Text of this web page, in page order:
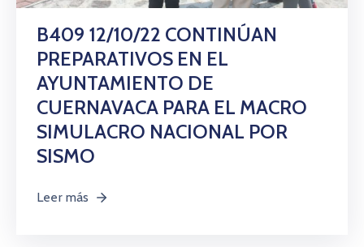
B409 12/10/22 CONTINÚAN
PREPARATIVOS EN EL
AYUNTAMIENTO DE
CUERNAVACA PARA EL MACRO
SIMULACRO NACIONAL POR
SISMO
Leer más